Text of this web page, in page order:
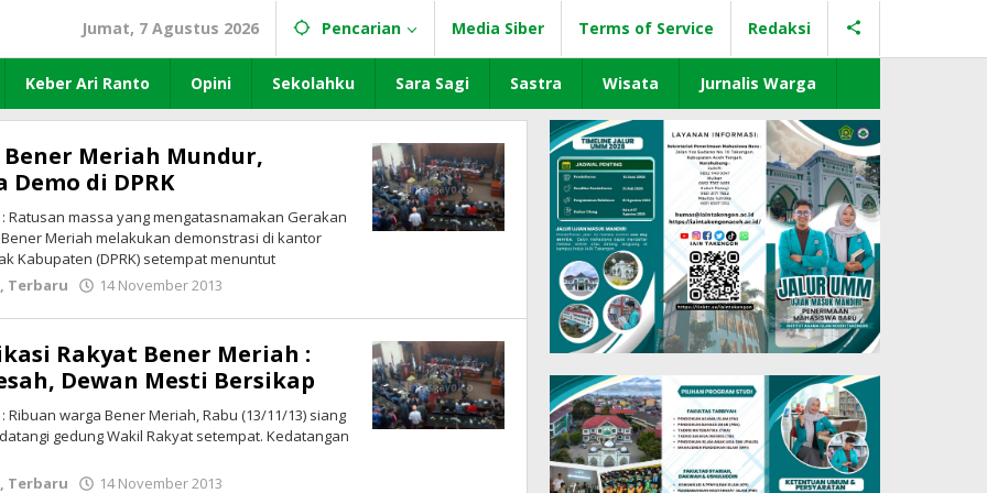
Jumat, 7 Agustus 2026 Pencarian Media Siber Terms of Service Redaksi
Keber Ari Ranto Opini Sekolahku Sara Sagi Sastra Wisata Jurnalis Warga
Meriah Mundur,
Demo di DPRK
Ratusan massa yang mengatasnamakan Gerakan
Meriah melakukan demonstrasi di kantor
Kabupaten (DPRK) setempat menuntut
, Terbaru 14 November 2013
Rakyat Bener Meriah :
Dewan Mesti Bersikap
Ribuan warga Bener Meriah, Rabu (13/11/13) siang
gedung Wakil Rakyat setempat. Kedatangan
, Terbaru 14 November 2013